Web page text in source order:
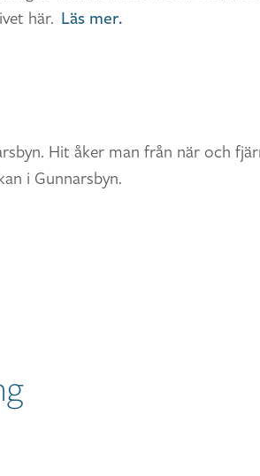
här. Läs mer.
Hit åker man från när och
i Gunnarsbyn.